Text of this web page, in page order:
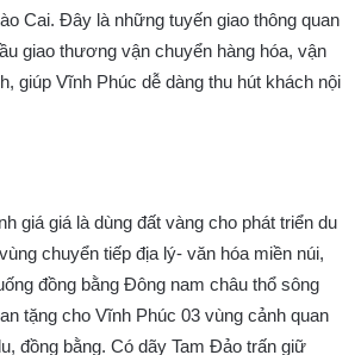
Cai. Đây là những tuyến giao thông quan
giao thương vận chuyển hàng hóa, vận
giúp Vĩnh Phúc dễ dàng thu hút khách nội
giá giá là dùng đất vàng cho phát triển du
chuyển tiếp địa lý- văn hóa miền núi,
đồng bằng Đông nam châu thổ sông
tặng cho Vĩnh Phúc 03 vùng cảnh quan
đồng bằng. Có dãy Tam Đảo trấn giữ